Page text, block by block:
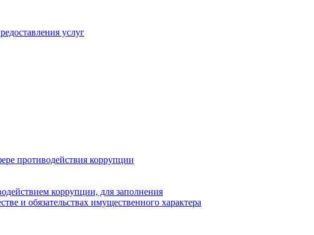
услуг
противодействия коррупции
коррупции, для заполнения
и обязательствах имущественного характера